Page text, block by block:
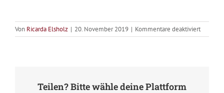
Von Ricarda Elsholz | 20. November 2019 | Kommentare deaktiviertfür
Pfadi-
Teilen? Bitte wähle deine Plattform